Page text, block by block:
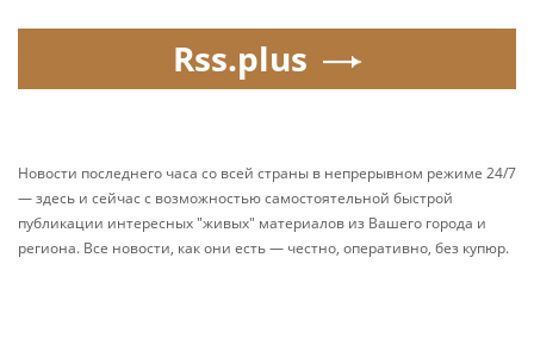
Rss.plus
Новости последнего часа со всей страны в непрерывном режиме 24/7
— здесь и сейчас с возможностью самостоятельной быстрой
публикации интересных "живых" материалов из Вашего города и
региона. Все новости, как они есть — честно, оперативно, без купюр.